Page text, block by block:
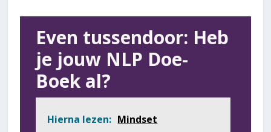
Even tussendoor: Heb
je jouw NLP Doe-
Boek al?
Hierna lezen: Mindset